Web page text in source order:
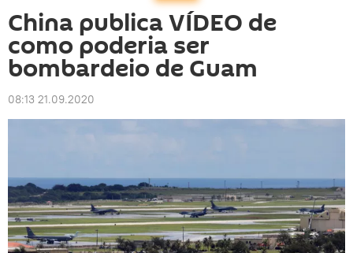
China publica VÍDEO de
como poderia ser
bombardeio de Guam
08:13 21.09.2020